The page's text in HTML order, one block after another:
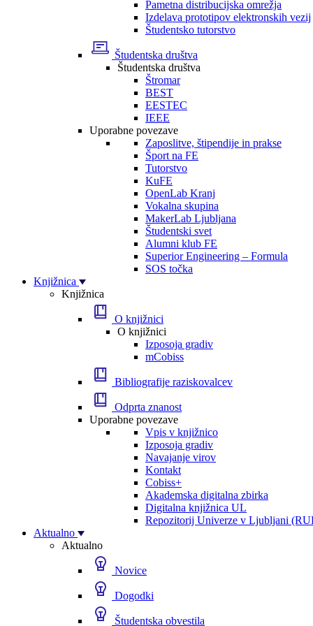
Pametna distribucijska omrežja
Izdelava prototipov elektronskih vezij
Študentsko tutorstvo
Študentska društva
Študentska društva
Štromar
BEST
EESTEC
IEEE
Uporabne povezave
Zaposlitve, štipendije in prakse
Šport na FE
Tutorstvo
KuFE
OpenLab Kranj
Vokalna skupina
MakerLab Ljubljana
Študentski svet
Alumni klub FE
Superior Engineering – Formula
SOS točka
Knjižnica
Knjižnica
O knjižnici
O knjižnici
Izposoja gradiv
mCobiss
Bibliografije raziskovalcev
Odprta znanost
Uporabne povezave
Vpis v knjižnico
Izposoja gradiv
Navajanje virov
Kontakt
Cobiss+
Akademska digitalna zbirka
Digitalna knjižnica UL
Repozitorij Univerze v Ljubljani
Aktualno
Aktualno
Novice
Dogodki
Študentska obvestila